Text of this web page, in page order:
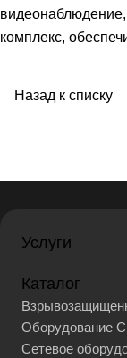
комплекс,
Назад к списку
Услуги
Каталог
Оборудование
Сетевое